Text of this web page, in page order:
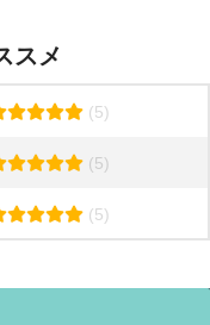
スメ
(5)
(5)
(5)